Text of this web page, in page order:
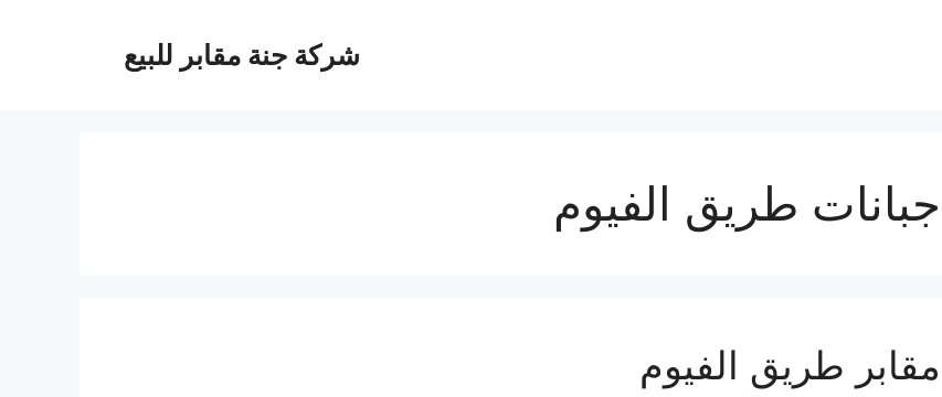
شركة جنة مقابر للبيع
جبانات طريق الفيوم
مقابر طريق الفيوم